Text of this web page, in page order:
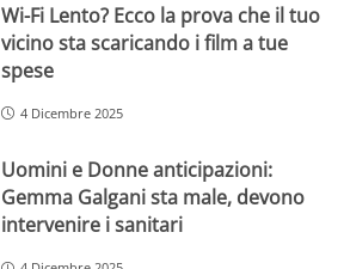
Wi-Fi Lento? Ecco la prova che il tuo
vicino sta scaricando i film a tue
spese
4 Dicembre 2025
Uomini e Donne anticipazioni:
Gemma Galgani sta male, devono
intervenire i sanitari